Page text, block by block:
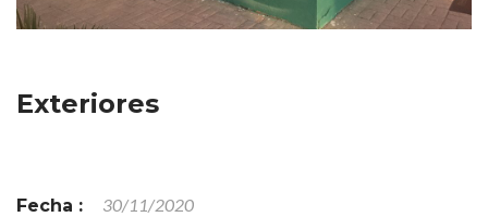
Exteriores
Fecha : 30/11/2020